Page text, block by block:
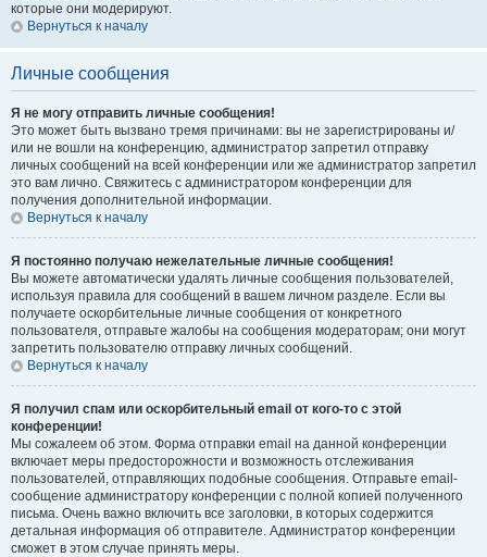
которые они модерируют.
Вернуться к началу
Личные сообщения
Я не могу отправить личные сообщения!
Это может быть вызвано тремя причинами: вы не зарегистрированы и/
или не вошли на конференцию, администратор запретил отправку
личных сообщений на всей конференции или же администратор запретил
это вам лично. Свяжитесь с администратором конференции для
получения дополнительной информации.
Вернуться к началу
Я постоянно получаю нежелательные личные сообщения!
Вы можете автоматически удалять личные сообщения пользователей,
используя правила для сообщений в вашем личном разделе. Если вы
получаете оскорбительные личные сообщения от конкретного
пользователя, отправьте жалобы на сообщения модераторам; они могут
запретить пользователю отправку личных сообщений.
Вернуться к началу
Я получил спам или оскорбительный email от кого-то с этой
конференции!
Мы сожалеем об этом. Форма отправки email на данной конференции
включает меры предосторожности и возможность отслеживания
пользователей, отправляющих подобные сообщения. Отправьте email-
сообщение администратору конференции с полной копией полученного
письма. Очень важно включить все заголовки, в которых содержится
детальная информация об отправителе. Администратор конференции
сможет в этом случае принять меры.